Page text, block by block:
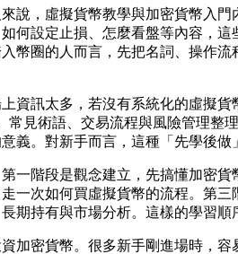
說，虛擬貨幣教學與加密貨幣入
何設定止損、怎麼看盤等內容，
幣圈的人而言，先把名詞、操作
資訊太多，若沒有系統化的虛擬
常見術語、交易流程與風險管理
義。對新手而言，這種「先學後
一階段是觀念建立，先搞懂加密
一次如何買虛擬貨幣的流程。第
期持有與市場分析。這樣的學習
加密貨幣。很多新手剛進場時，